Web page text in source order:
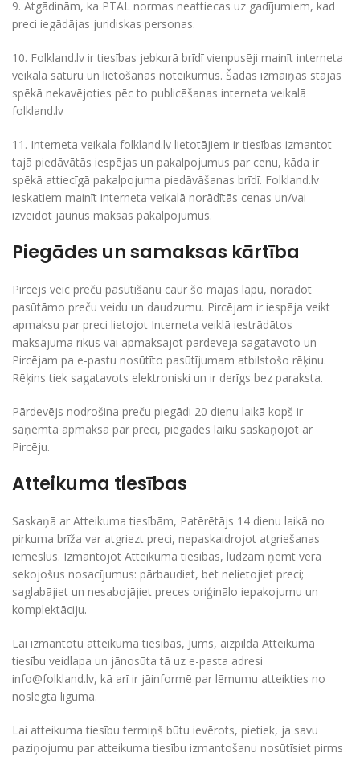
9. Atgādinām, ka PTAL normas neattiecas uz gadījumiem, kad
preci iegādājas juridiskas personas.
10. Folkland.lv ir tiesības jebkurā brīdī vienpusēji mainīt interneta
veikala saturu un lietošanas noteikumus. Šādas izmaiņas stājas
spēkā nekavējoties pēc to publicēšanas interneta veikalā
folkland.lv
11. Interneta veikala folkland.lv lietotājiem ir tiesības izmantot
tajā piedāvātās iespējas un pakalpojumus par cenu, kāda ir
spēkā attiecīgā pakalpojuma piedāvāšanas brīdī. Folkland.lv
ieskatiem mainīt interneta veikalā norādītās cenas un/vai
izveidot jaunus maksas pakalpojumus.
Piegādes un samaksas kārtība
Pircējs veic preču pasūtīšanu caur šo mājas lapu, norādot
pasūtāmo preču veidu un daudzumu. Pircējam ir iespēja veikt
apmaksu par preci lietojot Interneta veiklā iestrādātos
maksājuma rīkus vai apmaksājot pārdevēja sagatavoto un
Pircējam pa e-pastu nosūtīto pasūtījumam atbilstošo rēķinu.
Rēķins tiek sagatavots elektroniski un ir derīgs bez paraksta.
Pārdevējs nodrošina preču piegādi 20 dienu laikā kopš ir
saņemta apmaksa par preci, piegādes laiku saskaņojot ar
Pircēju.
Atteikuma tiesības
Saskaņā ar Atteikuma tiesībām, Patērētājs 14 dienu laikā no
pirkuma brīža var atgriezt preci, nepaskaidrojot atgriešanas
iemeslus. Izmantojot Atteikuma tiesības, lūdzam ņemt vērā
sekojošus nosacījumus: pārbaudiet, bet nelietojiet preci;
saglabājiet un nesabojājiet preces oriģinālo iepakojumu un
komplektāciju.
Lai izmantotu atteikuma tiesības, Jums, aizpilda Atteikuma
tiesību veidlapa un jānosūta tā uz e-pasta adresi
info@folkland.lv, kā arī ir jāinformē par lēmumu atteikties no
noslēgtā līguma.
Lai atteikuma tiesību termiņš būtu ievērots, pietiek, ja savu
paziņojumu par atteikuma tiesību izmantošanu nosūtīsiet pirms